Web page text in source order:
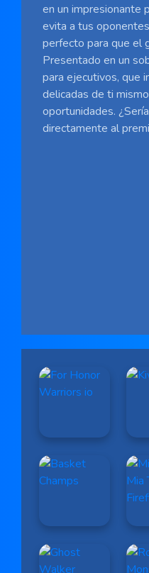
en un impresionante
evita a tus
perfecto para que el
Presentado en un
para ejecutivos, que
delicadas de ti
oportunidades.
directamente al